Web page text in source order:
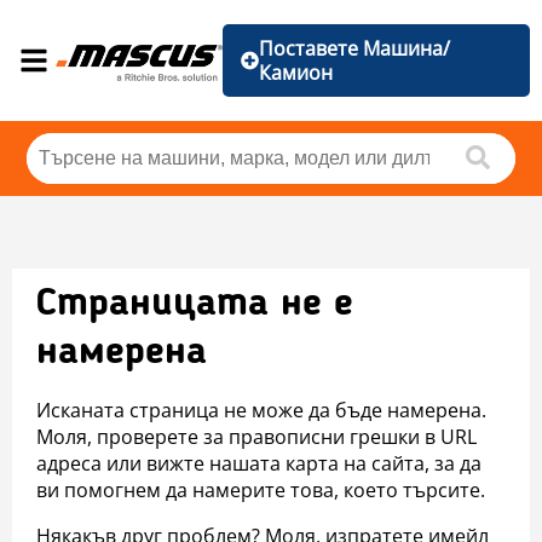
Поставете Машина/
Камион
Страницата не е
намерена
Исканата страница не може да бъде намерена.
Моля, проверете за правописни грешки в URL
адреса или вижте нашата карта на сайта, за да
ви помогнем да намерите това, което търсите.
Някакъв друг проблем? Моля, изпратете имейл